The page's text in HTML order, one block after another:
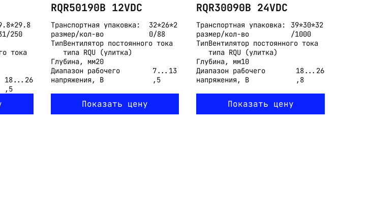
250
тока
18...26
,5
RQR50190B 12VDC
Транспортная упаковка:
размер/кол-во
32*26*2
0/88
ТипВентилятор постоянного тока
типа RQU (улитка)
Глубина, мм20
Диапазон рабочего
напряжения, В
7...13
,5
Показать цену
RQR30090B 24VDC
Транспортная упаковка:
размер/кол-во
39*30*32
/1000
ТипВентилятор постоянного тока
типа RQU (улитка)
Глубина, мм10
Диапазон рабочего
напряжения, В
18...26
,8
Показать цену